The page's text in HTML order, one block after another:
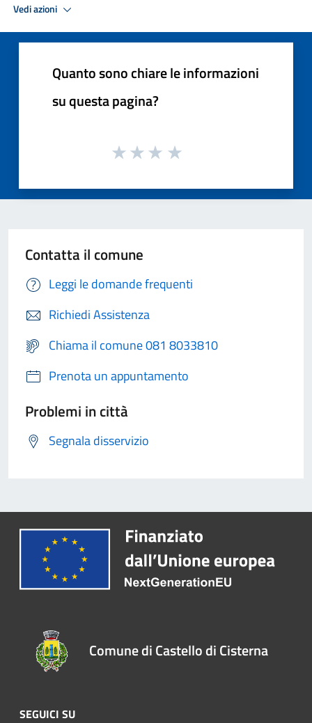
Vedi azioni
Quanto sono chiare le informazioni
su questa pagina?
Contatta il comune
Leggi le domande frequenti
Richiedi Assistenza
Chiama il comune 081 8033810
Prenota un appuntamento
Problemi in città
Segnala disservizio
Comune di Castello di Cisterna
SEGUICI SU